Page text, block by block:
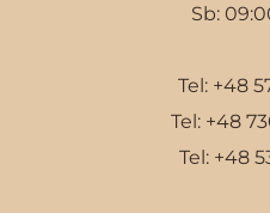
Sb:
Tel: +48
Tel: +48
Tel: +48